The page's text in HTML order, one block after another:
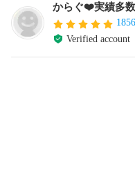
からぐ❤️実績多
Verified account